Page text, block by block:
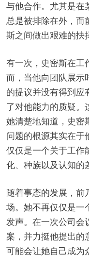
与他合作。尤其是在
总是被排除在外，而
斯之间做出艰难的抉
有一次，史密斯在工
而，当他向团队展示
的提议并没有得到应
了对他能力的质疑。
她清楚地知道，史密
问题的根源其实在于
仅仅是一个关于工作
化、种族以及认知的
随着事态的发展，前
场。她不再仅仅是一
发声。在一次公司会
案，并力挺他提出的
可能会让她自己成为